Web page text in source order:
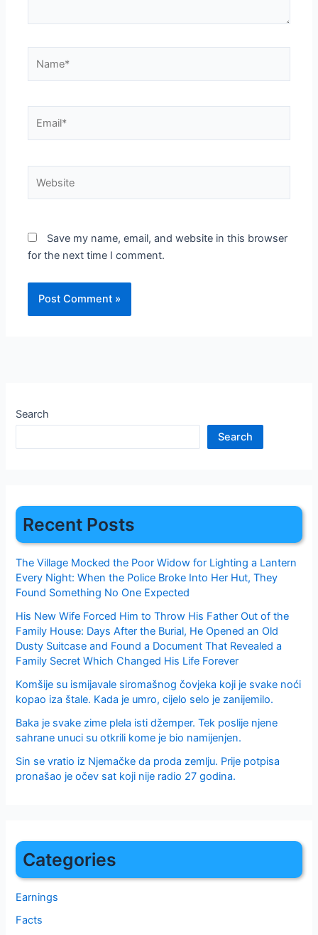
Save my name, email, and website in this browser
for the next time I comment.
Search
Search
Recent Posts
The Village Mocked the Poor Widow for Lighting a Lantern
Every Night: When the Police Broke Into Her Hut, They
Found Something No One Expected
His New Wife Forced Him to Throw His Father Out of the
Family House: Days After the Burial, He Opened an Old
Dusty Suitcase and Found a Document That Revealed a
Family Secret Which Changed His Life Forever
Komšije su ismijavale siromašnog čovjeka koji je svake noći
kopao iza štale. Kada je umro, cijelo selo je zanijemilo.
Baka je svake zime plela isti džemper. Tek poslije njene
sahrane unuci su otkrili kome je bio namijenjen.
Sin se vratio iz Njemačke da proda zemlju. Prije potpisa
pronašao je očev sat koji nije radio 27 godina.
Categories
Earnings
Facts